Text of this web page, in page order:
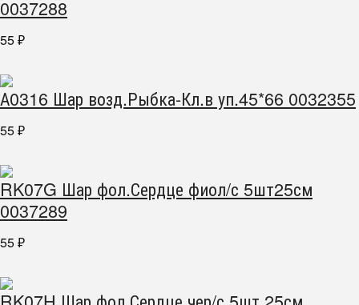
0037288
55 ₽
А0316 Шар возд.Рыбка-Кл.в уп.45*66 0032355
55 ₽
RK07G Шар фол.Сердце фиол/с 5шт25см
0037289
55 ₽